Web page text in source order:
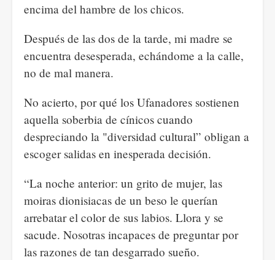
encima del hambre de los chicos.
Después de las dos de la tarde, mi madre se
encuentra desesperada, echándome a la calle,
no de mal manera.
No acierto, por qué los Ufanadores sostienen
aquella soberbia de cínicos cuando
despreciando la "diversidad cultural” obligan a
escoger salidas en inesperada decisión.
“La noche anterior: un grito de mujer, las
moiras dionisiacas de un beso le querían
arrebatar el color de sus labios. Llora y se
sacude. Nosotras incapaces de preguntar por
las razones de tan desgarrado sueño.